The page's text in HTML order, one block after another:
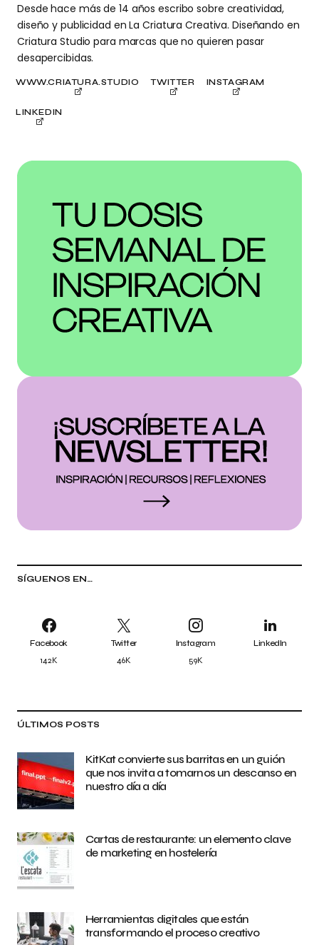
SÍGUENOS EN…
Facebook
142K
Twitter
46K
Instagram
59K
LinkedIn
ÚLTIMOS POSTS
KitKat convierte sus barritas en un guión
que nos invita a tomarnos un descanso en
nuestro día a día
Cartas de restaurante: un elemento clave
de marketing en hostelería
Herramientas digitales que están
transformando el proceso creativo
Desde hace más de 14 años escribo sobre creatividad,
diseño y publicidad en La Criatura Creativa. Diseñando en
Criatura Studio para marcas que no quieren pasar
desapercibidas.
WWW.CRIATURA.STUDIO TWITTER INSTAGRAM
LINKEDIN